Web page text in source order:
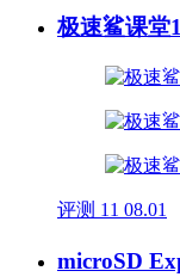
极速鲨课堂
评测 11 08.01
microSD